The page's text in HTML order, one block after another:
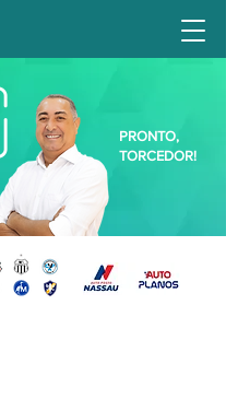
PRONTO,
TORCEDOR!